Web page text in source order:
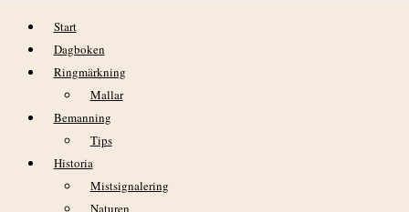
Hoppa till innehåll
Start
Dagboken
Ringmärkning
Mallar
Bemanning
Tips
Historia
Mistsignalering
Naturen
DAGBOK NIDINGENS FÅGELSTATION